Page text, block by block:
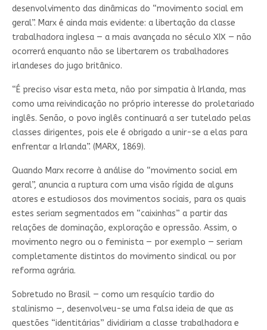
desenvolvimento das dinâmicas do “movimento social em
geral”. Marx é ainda mais evidente: a libertação da classe
trabalhadora inglesa — a mais avançada no século XIX — não
ocorrerá enquanto não se libertarem os trabalhadores
irlandeses do jugo britânico.
“É preciso visar esta meta, não por simpatia à Irlanda, mas
como uma reivindicação no próprio interesse do proletariado
inglês. Senão, o povo inglês continuará a ser tutelado pelas
classes dirigentes, pois ele é obrigado a unir-se a elas para
enfrentar a Irlanda”. (MARX, 1869).
Quando Marx recorre à análise do “movimento social em
geral”, anuncia a ruptura com uma visão rígida de alguns
atores e estudiosos dos movimentos sociais, para os quais
estes seriam segmentados em “caixinhas” a partir das
relações de dominação, exploração e opressão. Assim, o
movimento negro ou o feminista — por exemplo — seriam
completamente distintos do movimento sindical ou por
reforma agrária.
Sobretudo no Brasil — como um resquício tardio do
stalinismo —, desenvolveu-se uma falsa ideia de que as
questões “identitárias” dividiriam a classe trabalhadora e